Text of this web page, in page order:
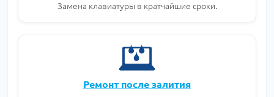
Замена клавиатуры в кратчайшие сроки.
Ремонт после залития